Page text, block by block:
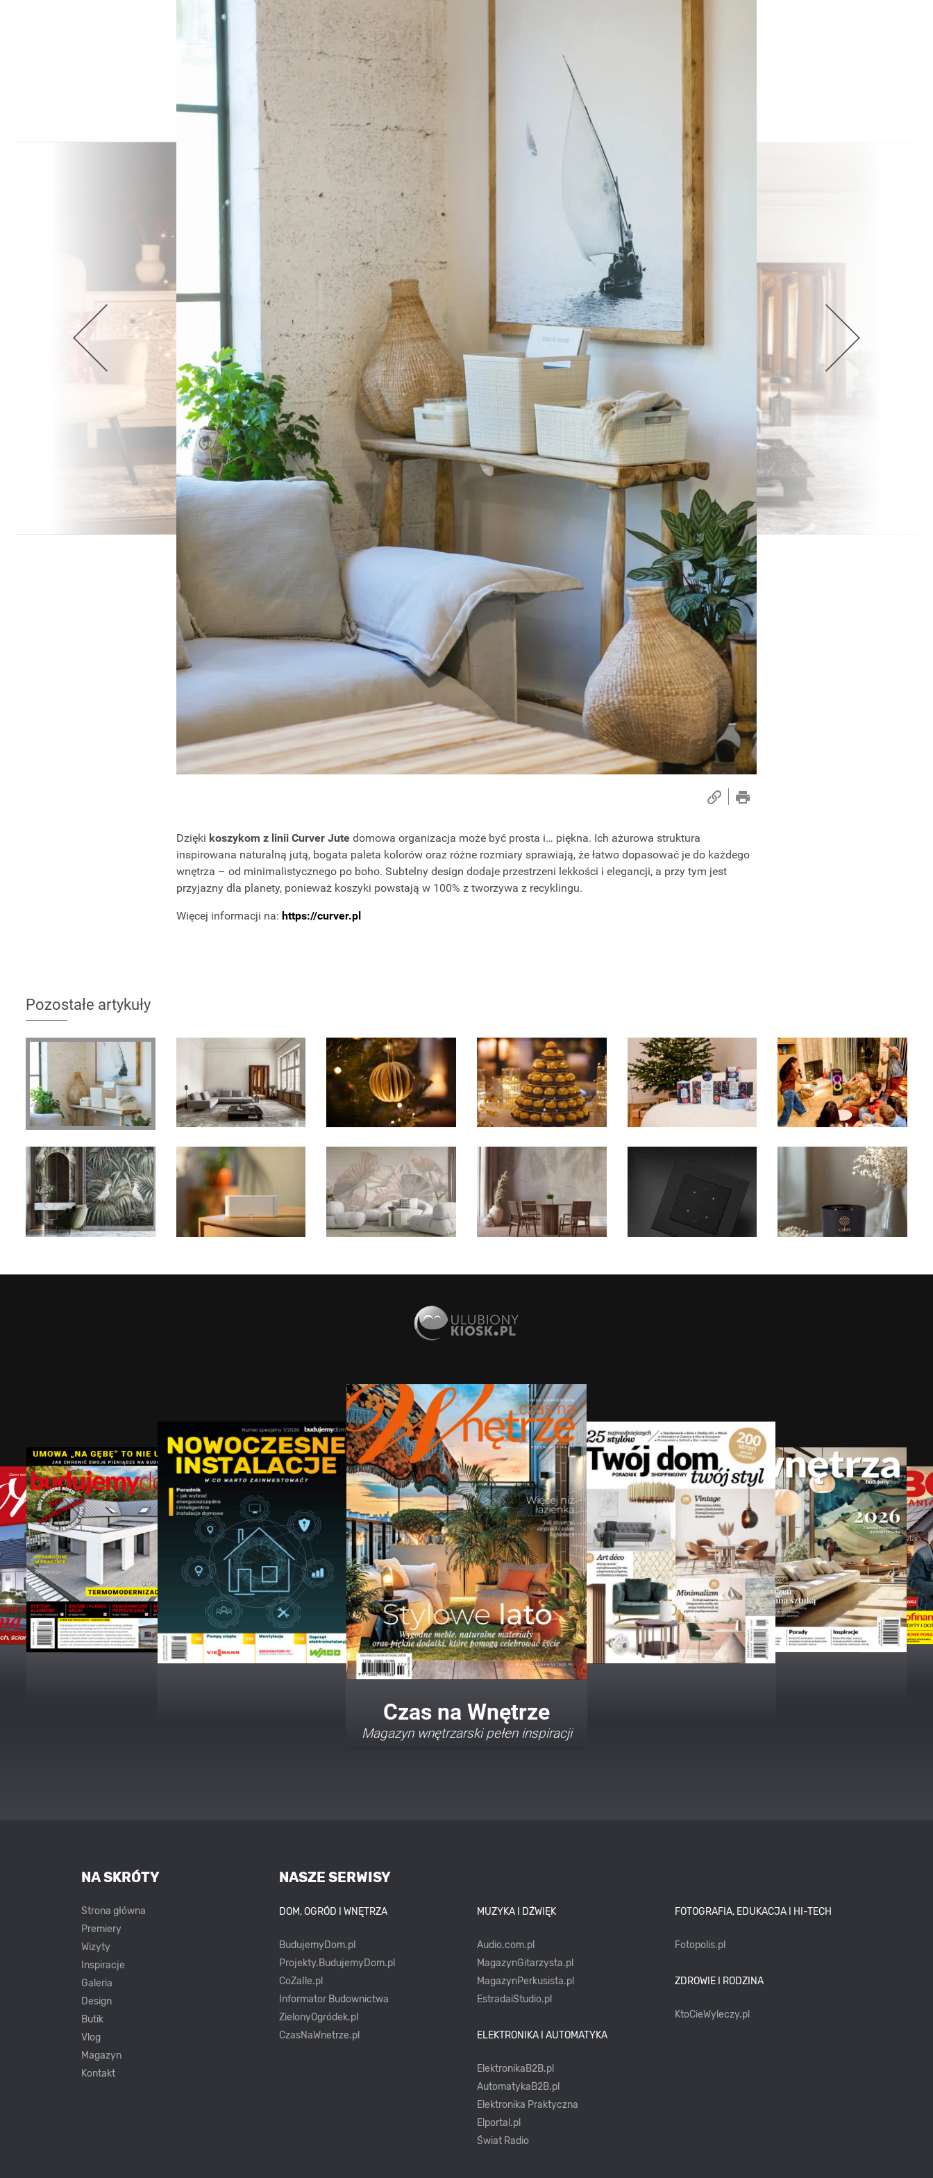
Wellnes
Dzięki koszykom z linii Curver Jutedomowa organizacja może być prosta i… piękna. Ich ażurowa struktura
inspirowana naturalną jutą, bogata paleta kolorów oraz różne rozmiary sprawiają, że łatwo dopasować je do każdego
wnętrza – od minimalistycznego po boho. Subtelny design dodaje przestrzeni lekkości i elegancji, a przy tym jest
przyjazny dla planety, ponieważ koszyki powstają w 100% z tworzywa z recyklingu.
Więcej informacji na: https://curver.pl
Pozostałe artykuły
Twój Dom Twój Styl
Porady i inspiracje w najmodniejszych
NASZE SERWISY
DOM, OGRÓD I WNĘTRZA
BudujemyDom.pl
Projekty.BudujemyDom.pl
CoZaIle.pl
Informator Budownictwa
ZielonyOgródek.pl
CzasNaWnetrze.pl
MUZYKA I DŹWIĘK
Audio.com.pl
MagazynGitarzysta.pl
MagazynPerkusista.pl
EstradaiStudio.pl
ELEKTRONIKA I AUTOMATYKA
ElektronikaB2B.pl
AutomatykaB2B.pl
Elektronika Praktyczna
Elportal.pl
Świat Radio
FOTOGRAFIA, EDUKACJA I HI-TECH
Fotopolis.pl
ZDROWIE I RODZINA
KtoCieWyleczy.pl
NA SKRÓTY
Strona główna
Premiery
Wizyty
Inspiracje
Galeria
Design
Butik
Vlog
Magazyn
Kontakt